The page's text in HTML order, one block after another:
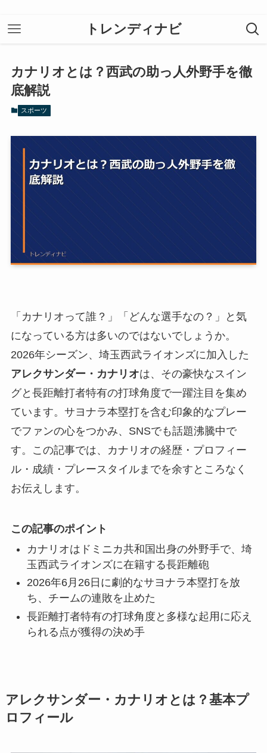
トレンディナビ
カナリオとは？西武の助っ人外野手を徹
底解説
スポーツ
「カナリオって誰？」「どんな選手なの？」と気
になっている方は多いのではないでしょうか。
2026年シーズン、埼玉西武ライオンズに加入した
アレクサンダー・カナリオは、その豪快なスイン
グと長距離打者特有の打球角度で一躍注目を集め
ています。サヨナラ本塁打を含む印象的なプレー
でファンの心をつかみ、SNSでも話題沸騰中で
す。この記事では、カナリオの経歴・プロフィー
ル・成績・プレースタイルまでを余すところなく
お伝えします。
この記事のポイント
カナリオはドミニカ共和国出身の外野手で、埼
玉西武ライオンズに在籍する長距離砲
2026年6月26日に劇的なサヨナラ本塁打を放
ち、チームの連敗を止めた
長距離打者特有の打球角度と多様な起用に応え
られる点が獲得の決め手
アレクサンダー・カナリオとは？基本プ
ロフィール